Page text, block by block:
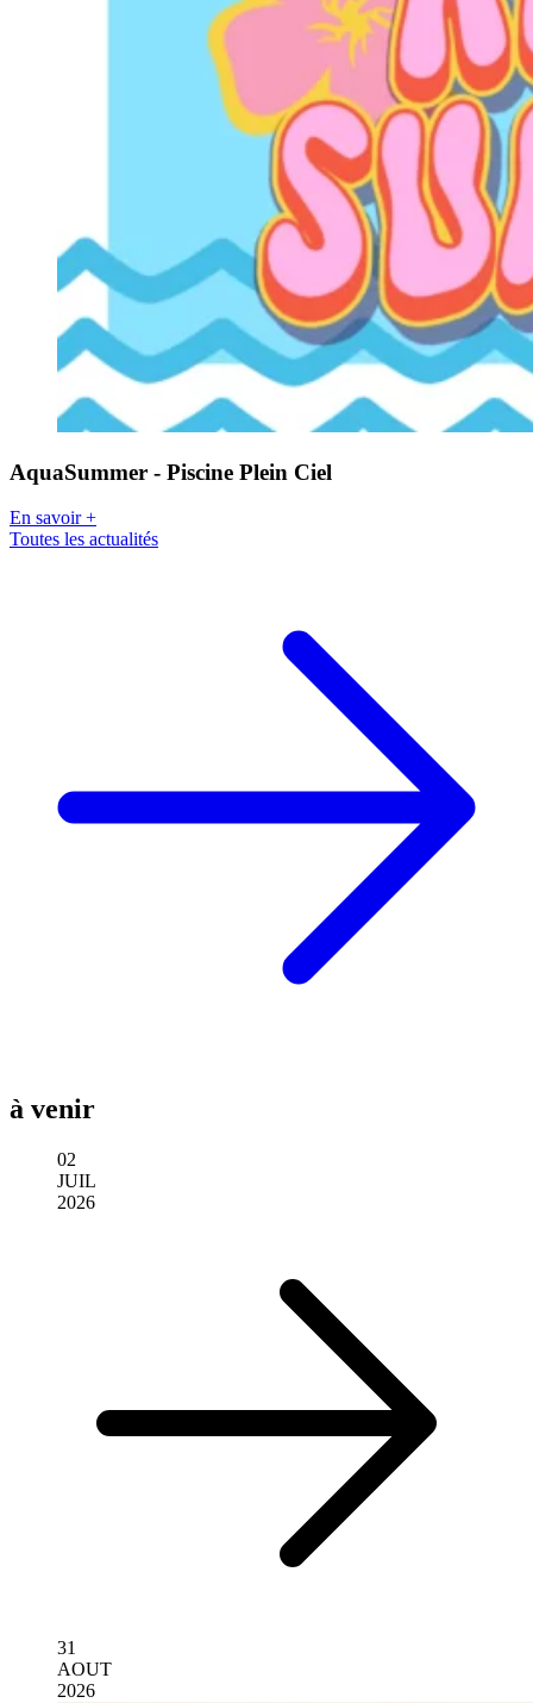
AquaSummer - Piscine Plein Ciel
En savoir +
Toutes les actualités
à venir
02
JUIL
2026
31
AOUT
2026